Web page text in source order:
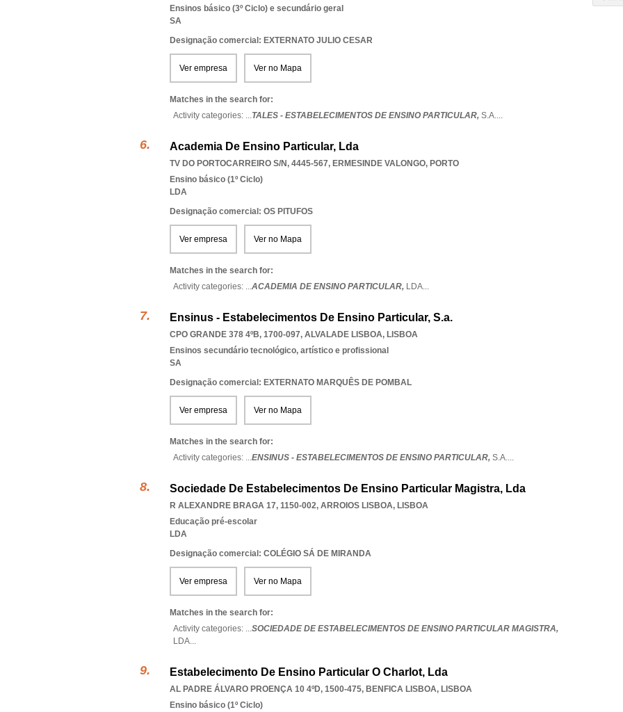
Ensinos básico (3º Ciclo) e secundário geral
SA
Designação comercial: EXTERNATO JULIO CESAR
Ver empresa Ver no Mapa
Matches in the search for:
Activity categories: ...TALES - ESTABELECIMENTOS DE ENSINO PARTICULAR, S.A....
Academia De Ensino Particular, Lda
TV DO PORTOCARREIRO S/N, 4445-567, ERMESINDE VALONGO, PORTO
Ensino básico (1º Ciclo)
LDA
Designação comercial: OS PITUFOS
Ver empresa Ver no Mapa
Matches in the search for:
Activity categories: ...ACADEMIA DE ENSINO PARTICULAR, LDA...
Ensinus - Estabelecimentos De Ensino Particular, S.a.
CPO GRANDE 378 4ºB, 1700-097, ALVALADE LISBOA, LISBOA
Ensinos secundário tecnológico, artístico e profissional
SA
Designação comercial: EXTERNATO MARQUÊS DE POMBAL
Ver empresa Ver no Mapa
Matches in the search for:
Activity categories: ...ENSINUS - ESTABELECIMENTOS DE ENSINO PARTICULAR, S.A....
Sociedade De Estabelecimentos De Ensino Particular Magistra, Lda
R ALEXANDRE BRAGA 17, 1150-002, ARROIOS LISBOA, LISBOA
Educação pré-escolar
LDA
Designação comercial: COLÉGIO SÁ DE MIRANDA
Ver empresa Ver no Mapa
Matches in the search for:
Activity categories: ...SOCIEDADE DE ESTABELECIMENTOS DE ENSINO PARTICULAR MAGISTRA,
LDA...
Estabelecimento De Ensino Particular O Charlot, Lda
AL PADRE ÁLVARO PROENÇA 10 4ºD, 1500-475, BENFICA LISBOA, LISBOA
Ensino básico (1º Ciclo)